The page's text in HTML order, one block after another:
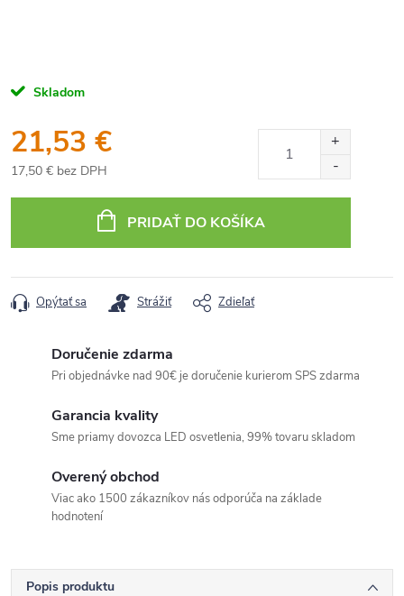
Skladom
21,53 €
17,50 € bez DPH
cena:
PRIDAŤ DO KOŠÍKA
Opýtať sa Strážiť Zdieľať
Doručenie zdarma
Pri objednávke nad 90€ je doručenie kurierom SPS zdarma
Garancia kvality
Sme priamy dovozca LED osvetlenia, 99% tovaru skladom
Overený obchod
Viac ako 1500 zákazníkov nás odporúča na základe
hodnotení
Popis produktu